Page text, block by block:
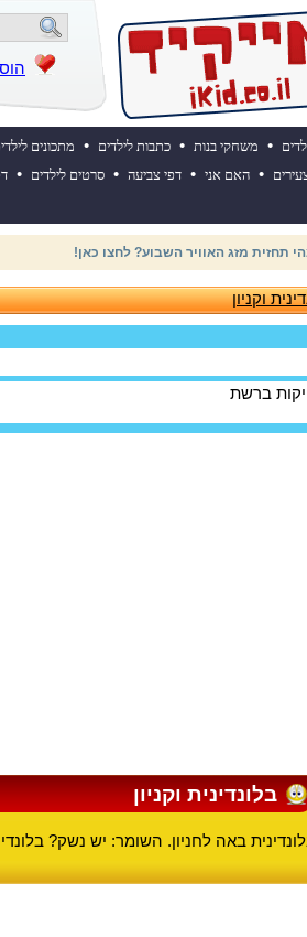
• משחקי בנות • כתבות לילדים • מתכונים
• האם אני • דפי צביעה • סרטים לילדים •
כנסו לאתר יום ההולדת של אייקיד! למעבר
וקניון
ברשת
בלונדינית וקניון
באה לחניון. השומר: יש נשק?